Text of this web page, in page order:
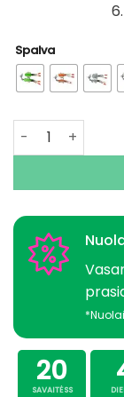
Spalva
produkto
20
SAVAITĖSS